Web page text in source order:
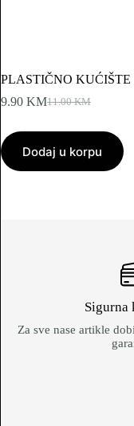
PLASTIČNO KUĆIŠTE
11.00KM
Original
11.00 KM.
9.90 KMCurrent
9.90 KM.
Dodaj u korpu
Sigurna
Za sve nase artikle